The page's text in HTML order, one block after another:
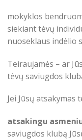
mokyklos
siekiant tėvų
nuoseklaus indėlio
Teiraujamės – ar
tėvų saviugdos
Jei Jūsų atsakymas
atsakingu
saviugdos klubą